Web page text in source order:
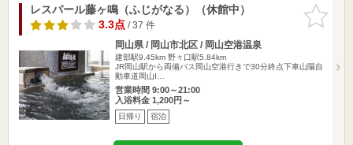
お気に入
りに追加
レスパール藤ヶ鳴（ふじがなる）（休館中）
3.3点/ 37 件
岡山県 / 岡山市北区 / 岡山空港温泉
建部駅9.45km 野々口駅5.84km
JR岡山駅から両備バス岡山空港行きで30分終点下車山陽自
動車道岡山I…
営業時間 9:00～21:00
入浴料金 1,200円～
日帰り 宿泊